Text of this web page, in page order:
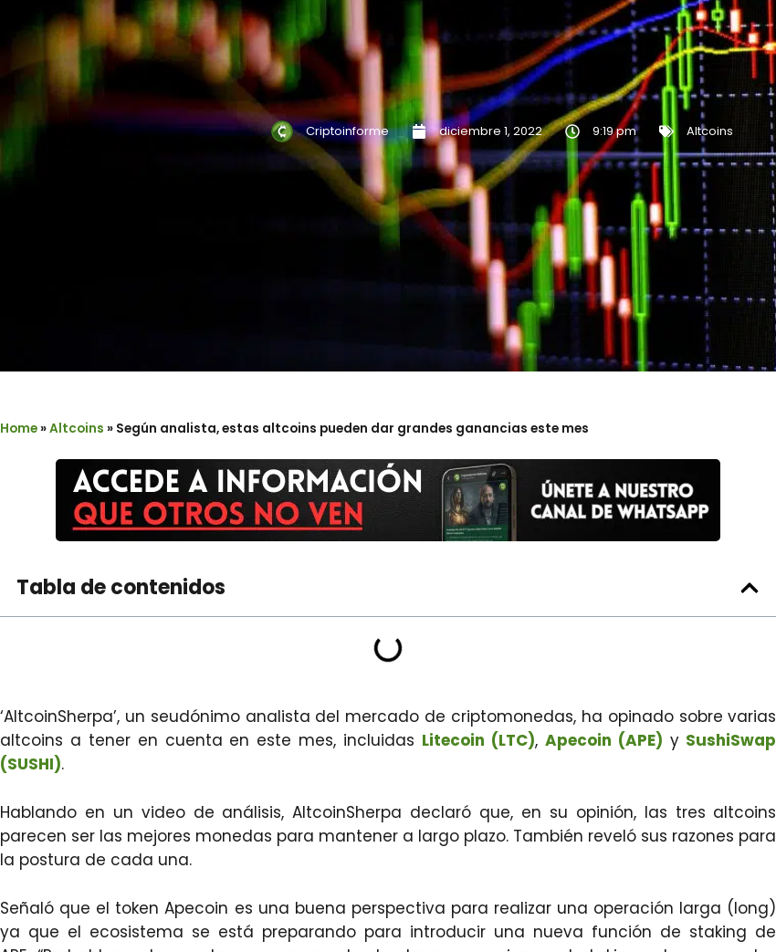
Criptoinforme diciembre 1, 2022 9:19 pm Altcoins
Home»Altcoins » Según analista, estas altcoins pueden dar grandes ganancias este mes
Tabla de contenidos
‘AltcoinSherpa’, un seudónimo analista del mercado de criptomonedas, ha opinado sobre varias
altcoins a tener en cuenta en este mes, incluidas Litecoin (LTC), Apecoin (APE) y SushiSwap
(SUSHI).
Hablando en un video de análisis, AltcoinSherpa declaró que, en su opinión, las tres altcoins
parecen ser las mejores monedas para mantener a largo plazo. También reveló sus razones para
la postura de cada una.
Señaló que el token Apecoin es una buena perspectiva para realizar una operación larga (long)
ya que el ecosistema se está preparando para introducir una nueva función de staking de